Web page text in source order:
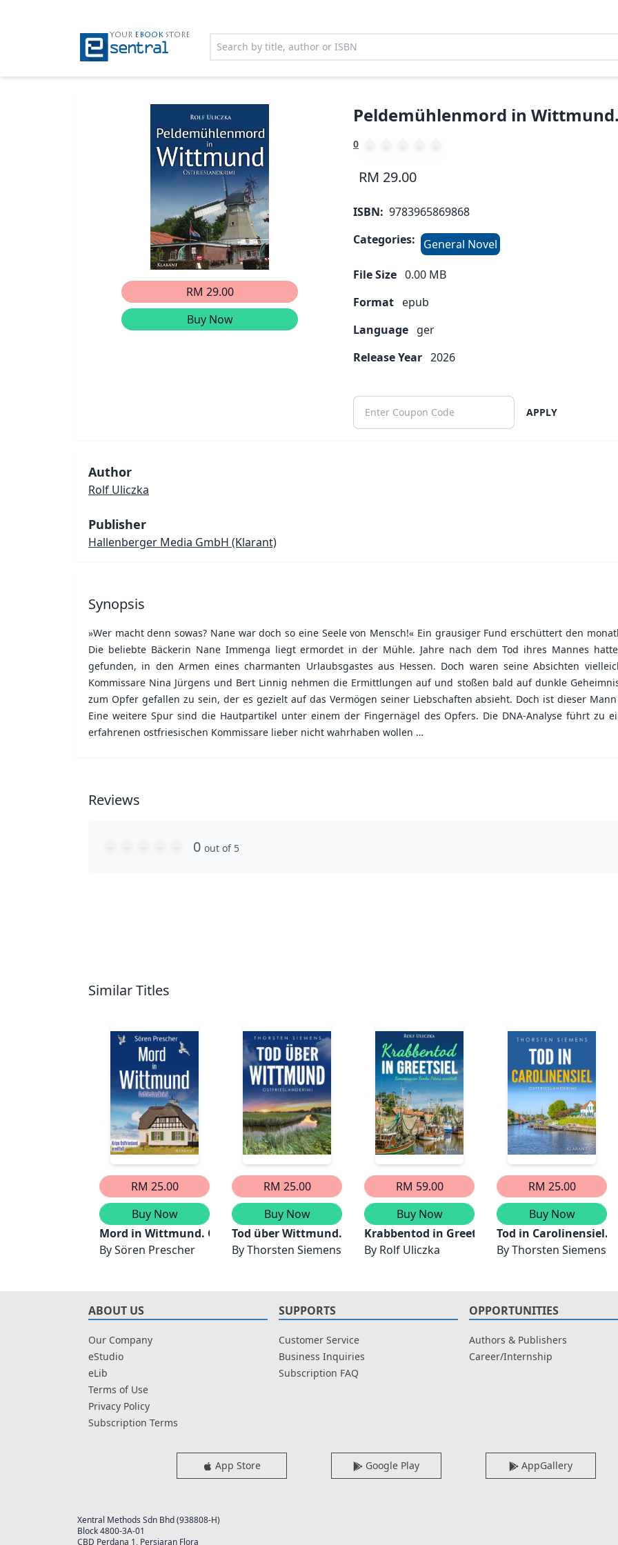
YOUR EBOOK STORE
RM 29.00
Buy Now
Peldemühlenmord in
0
RM 29.00
ISBN: 9783965869868
Categories:
General Novel
File Size 0.00 MB
Format epub
Language ger
Release Year 2026
APPLY
Author
Rolf Uliczka
Publisher
Hallenberger Media GmbH (Klarant)
Synopsis
»Wer macht denn sowas? Nane war doch so eine Seele von Mensch!« Ein grausiger Fund erschüttert den
Die beliebte Bäckerin Nane Immenga liegt ermordet in der Mühle. Jahre nach dem Tod ihres Mannes
gefunden, in den Armen eines charmanten Urlaubsgastes aus Hessen. Doch waren seine Absichten
Kommissare Nina Jürgens und Bert Linnig nehmen die Ermittlungen auf und stoßen bald auf dunkle
zum Opfer gefallen zu sein, der es gezielt auf das Vermögen seiner Liebschaften absieht. Doch ist dieser
Eine weitere Spur sind die Hautpartikel unter einem der Fingernägel des Opfers. Die DNA-Analyse führt zu
erfahrenen ostfriesischen Kommissare lieber nicht wahrhaben wollen …
Reviews
0 out of 5
Similar Titles
RM 25.00
Buy Now
Mord in Wittmund. Ostfrieslandkrimi
BySören Prescher
RM 25.00
Buy Now
Tod über Wittmund. Ostfrieslandkrimi
ByThorsten Siemens
RM 59.00
Buy Now
Krabbentod in Greetsiel. Ostfrieslandkrimi
By Rolf Uliczka
RM 25.00
Buy Now
Tod in Carolinensiel.
ByThorsten Siemens
ABOUT US
Our Company
eStudio
eLib
Terms of Use
Privacy Policy
Subscription Terms
SUPPORTS
Customer Service
Business Inquiries
Subscription FAQ
OPPORTUNITIES
Authors & Publishers
Career/Internship
App Store Google Play AppGallery
Xentral Methods Sdn Bhd (938808-H)
Block 4800-3A-01
CBD Perdana 1, Persiaran Flora